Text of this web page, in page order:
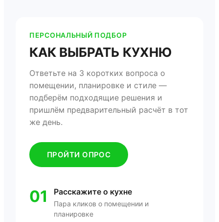
ПЕРСОНАЛЬНЫЙ ПОДБОР
КАК ВЫБРАТЬ КУХНЮ
Ответьте на 3 коротких вопроса о
помещении, планировке и стиле —
подберём подходящие решения и
пришлём предварительный расчёт в тот
же день.
ПРОЙТИ ОПРОС
01 Расскажите о кухне
Пара кликов о помещении и
планировке